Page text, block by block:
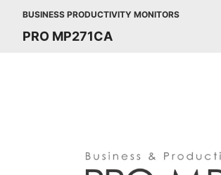
BUSINESS PRODUCTIVITY MONITORS
PRO MP271CA